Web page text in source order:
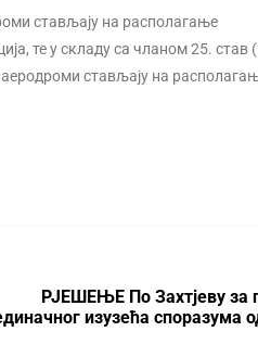
стављају на располагање
те у складу са чланом 25. став
стављају на
РЈЕШЕЊЕ По Захтјеву за
изузећа споразума